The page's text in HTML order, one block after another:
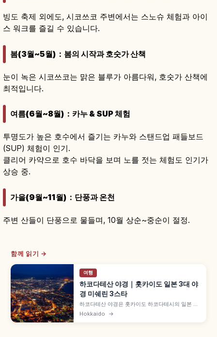
빙도 축제 외에도, 시코쓰코 주변에서는 스노슈 체험과 아이
스 워크를 즐길 수 있습니다.
봄(3월~5월)：봄의 시작과 호숫가 산책
눈이 녹은 시코쓰코는 맑은 블루가 아름다워, 호숫가 산책에
최적입니다.
여름(6월~8월)：카누 & SUP 체험
투명도가 높은 호수에서 즐기는 카누와 스탠드업 패들보드
(SUP) 체험이 인기.
클리어 카약으로 호수 바닥을 보며 노를 젓는 체험도 인기가
상승 중.
가을(9월~11월)：단풍과 온천
주변 산들이 단풍으로 물들며, 10월 상순~중순이 절정.
함께 읽기 →
여행
하코다테산 야경｜홋카이도 일본 3대 야
경 미쉐린 3스타
하코다테산 야경은 홋카이도 하코다테시의 일본 3
대 야경 중 하나로, 미쉐린 그린 가이드 재팬 3스타
Hokkaido →